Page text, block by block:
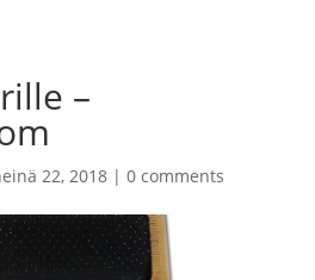
–
22, 2018| 0 comments